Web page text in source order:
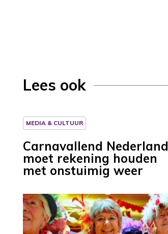
Lees ook
MEDIA & CULTUUR
Carnavallend Nederland
moet rekening houden
met onstuimig weer